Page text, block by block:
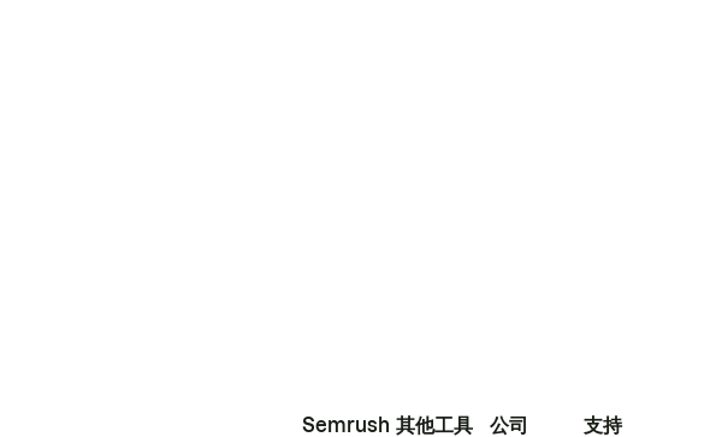
Semrush 其他工具 公司 支持